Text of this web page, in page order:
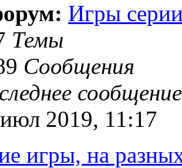
Игры
Темы
Сообщения
сообщение
2019, 11:17
игры, на